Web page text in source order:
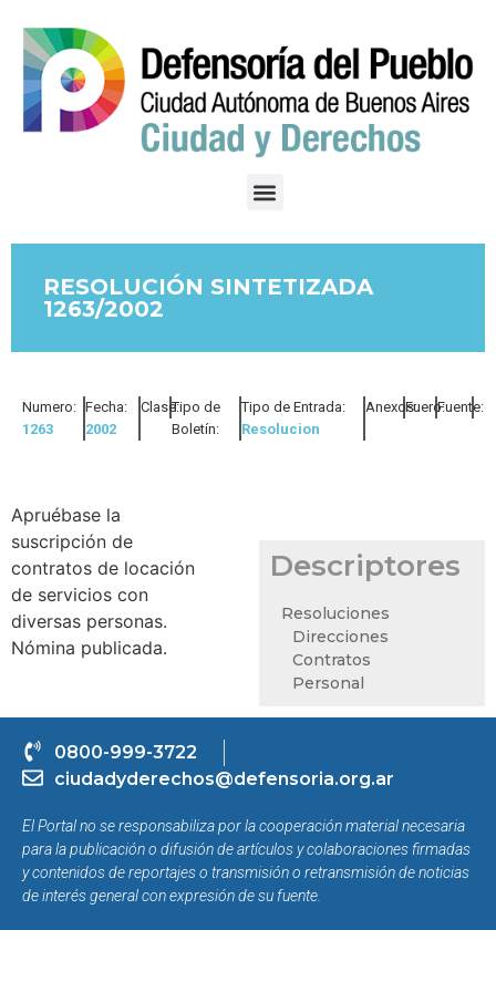
RESOLUCIÓN SINTETIZADA
1263/2002
Numero:
1263
Fecha:
2002
Clase:Tipo de
Boletín:
Tipo de Entrada:
Resolucion
Anexos:Fuero:Fuente:
Apruébase la
suscripción de
contratos de locación
de servicios con
diversas personas.
Nómina publicada.
Descriptores
Resoluciones
Direcciones
Contratos
Personal
0800-999-3722
ciudadyderechos@defensoria.org.ar
El Portal no se responsabiliza por la cooperación material necesaria
para la publicación o difusión de artículos y colaboraciones firmadas
y contenidos de reportajes o transmisión o retransmisión de noticias
de interés general con expresión de su fuente.